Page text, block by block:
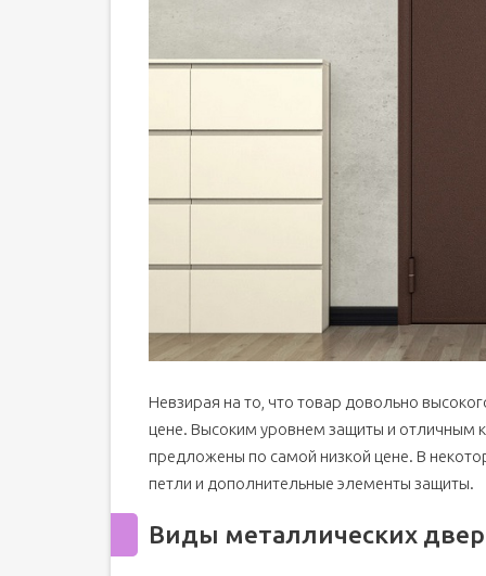
Невзирая на то, что товар довольно
цене. Высоким уровнем защиты и отличным
предложены по самой низкой цене. В
петли и дополнительные элементы защиты.
Виды металлических